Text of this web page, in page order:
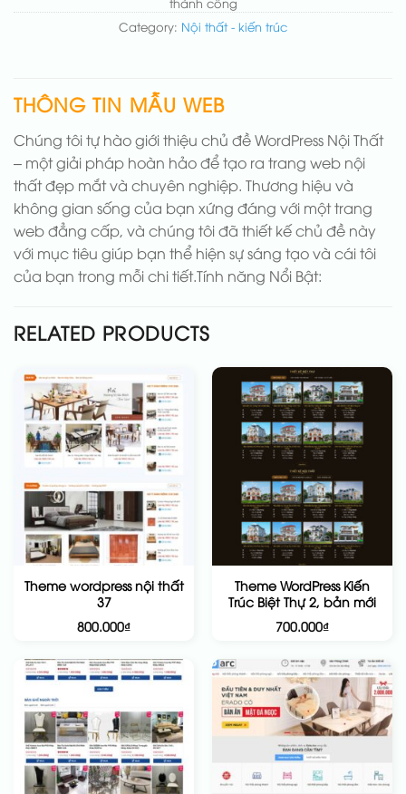
Category: Nội thất - kiến trúc
THÔNG TIN MẪU WEB
Chúng tôi tự hào giới thiệu chủ đề WordPress Nội Thất
– một giải pháp hoàn hảo để tạo ra trang web nội
thất đẹp mắt và chuyên nghiệp. Thương hiệu và
không gian sống của bạn xứng đáng với một trang
web đẳng cấp, và chúng tôi đã thiết kế chủ đề này
với mục tiêu giúp bạn thể hiện sự sáng tạo và cái tôi
của bạn trong mỗi chi tiết.Tính năng Nổi Bật:
RELATED PRODUCTS
Theme wordpress nội thất
37
800.000₫
Theme WordPress Kiến
Trúc Biệt Thự 2, bản mới
700.000₫